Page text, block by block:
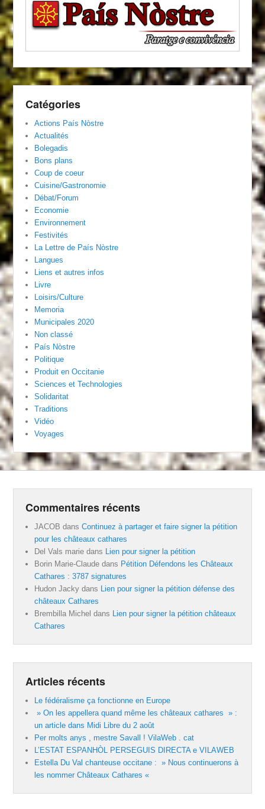
Catégories
Actions País Nòstre
Actualités
Bolegadis
Bons plans
Coup de coeur
Cuisine/Gastronomie
Débat/Forum
Economie
Environnement
Festivités
La Lettre de País Nòstre
Langues
Liens et autres infos
Livre
Loisirs/Culture
Memoria
Municipales 2020
Non classé
País Nòstre
Politique
Produit en Occitanie
Sciences et Technologies
Solidaritat
Traditions
Vidéo
Voyages
Commentaires récents
JACOB dansContinuez à partager et faire signer la pétition
pour les châteaux cathares
Del Vals marie dans Lien pour signer la pétition
Borin Marie-Claude dans Pétition Défendons les Châteaux
Cathares : 3787 signatures
Hudon Jacky dans Lien pour signer la pétition défense des
châteaux Cathares
Brembilla Michel dans Lien pour signer la pétition châteaux
Cathares
Articles récents
Le fédéralisme ça fonctionne en Europe
» On les appellera quand même les châteaux cathares » :
un article dans Midi Libre du 2 août
Per molts anys , mestre Savall ! VilaWeb . cat
L’ESTAT ESPANHÒL PERSEGUIS DIRECTA e VILAWEB
Estella Du Val chanteuse occitane : » Nous continuerons à
les nommer Châteaux Cathares «